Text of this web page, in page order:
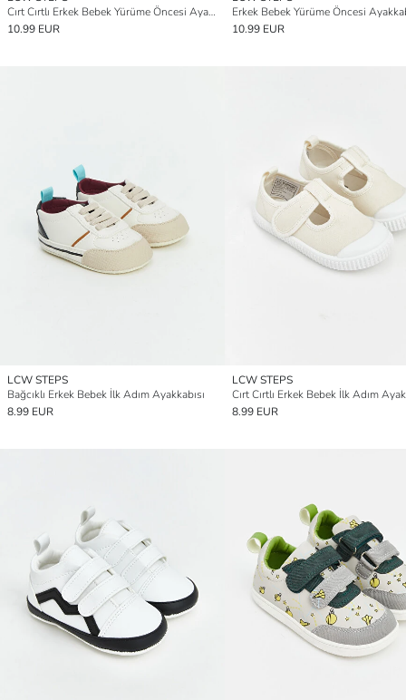
Cırt Cırtlı Erkek Bebek Yürüme Öncesi Ayakkabı
10.99 EUR
Erkek Bebek Yürüme Öncesi
10.99 EUR
LCW STEPS
Bağcıklı Erkek Bebek İlk Adım Ayakkabısı
8.99 EUR
LCW STEPS
Cırt Cırtlı Erkek Bebek İlk Adım
8.99 EUR